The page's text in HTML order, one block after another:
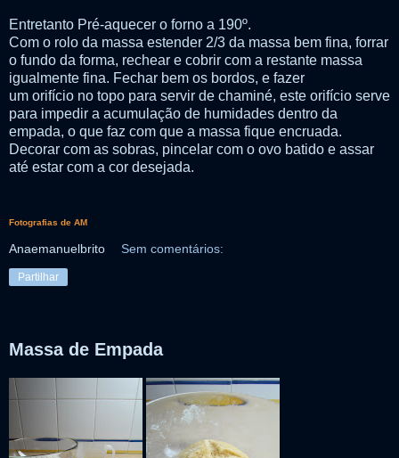
Entretanto Pré-aquecer o forno a 190º.
Com o rolo da massa estender 2/3 da massa bem fina, forrar
o fundo da forma, rechear e cobrir com a restante massa
igualmente fina. Fechar bem os bordos, e fazer
um orifício no topo para servir de chaminé, este orifício serve
para impedir a acumulação de humidades dentro da
empada, o que faz com que a massa fique encruada.
Decorar com as sobras, pincelar com o ovo batido e assar
até estar com a cor desejada.
Fotografias de AM
Anaemanuelbrito Sem comentários:
Partilhar
Massa de Empada